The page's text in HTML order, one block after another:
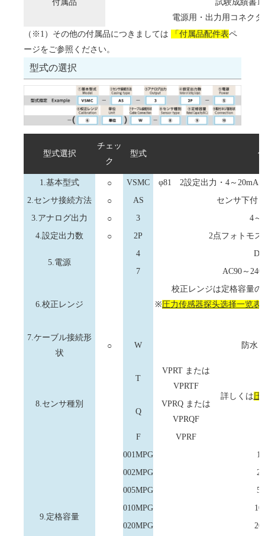
付属品
試験成績書1
電源用・出力用コネク
（※1）その他の付属品につきましては
「付属品配件表ペ
ージをご参照ください。
型式の選択
型式選択
チェッ
ク
型式
1.基本型式 ○ VSMC
φ81 2設定出力・4～20mA
2.センサ接続方法
○ AS
センサ下付
3.アナログ出力
○ 3
4～
4.設定出力数
○ 2P 2点フォトモ
5.電源
4
7
AC90～
6.校正レンジ
校正レンジは定格容量
※圧力传感器探头选择一览表
7.ケーブル接続形
状
○ W 防水
8.センサ種別
T
VPRT または
VPRTF
詳しくは圧
Q
VPRQ または
VPRQF
F
VPRF
9.定格容量
001MPG
002MPG
005MPG
010MPG
020MPG